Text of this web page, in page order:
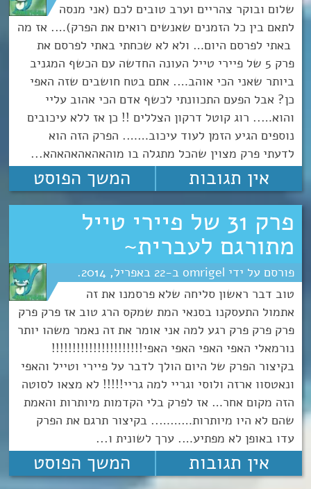
שלום ובוקר צהריים וערב טובים לכם (אני מנסה
לתאם בין כל הזמנים שאנשים רואים את הפרק)…. אז מה
באתי לפרסם היום… ולא לא שכחתי באתי לפרסם את
פרק 5 של פיירי טייל העונה החדשה עם הכשף המגניב
ביותר שאני הכי אוהב…. אתם בטח חושבים שזה האפי
כן? אבל הפעם התכוונתי לכשף אדם הכי אהוב עליי
והוא….. רוג קוטל דרקון הצללים !! כן אז ללא עיכובים
נוספים הגיע הזמן לעוד עיכוב……. הפרק הזה הוא
לדעתי פרק מצוין שהכל מתגלה בו מוהאהאהאהאהא...
אין תגובות המשך הפוסט
פרק 31 של פיירי טייל
מתורגם לעברית~
omrigel
22 אפריל 2014
טוב דבר ראשון סליחה שלא פרסמנו את זה
אתמול התעסקנו בסנאי המת שמקס הרג טוב אז פרק פרק
פרק פרק פרק רגע למה אני אומר את זה נאמר משהו יותר
נורמאלי האפי האפי האפי האפי!!!!!!!!!!!!!!!!!!!!!!
בקיצור הפרק של היום הולך לדבר על פיירי וטייל והאפי
ונאטסוו ארזה ולוסי וגריי למה גריי!!!!! לא מצאו לסוטה
הזה מקום אחר… אז לפרק בלי הקדמות מיותרות והאמת
שהם לא היו מיותרות……….. בקיצור תרגם את הפרק
עדו באופן לא מפתיע…. ערך לשונית ו...
אין תגובות המשך הפוסט